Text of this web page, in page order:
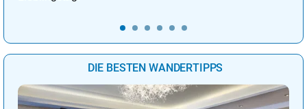
DIE BESTEN WANDERTIPPS